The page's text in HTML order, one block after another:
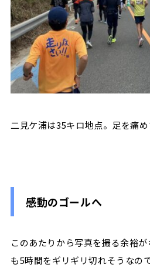
二見ケ浦は35キロ地点。足を痛め
感動のゴールへ
このあたりから写真を撮る余裕
も5時間をギリギリ切れそうなの